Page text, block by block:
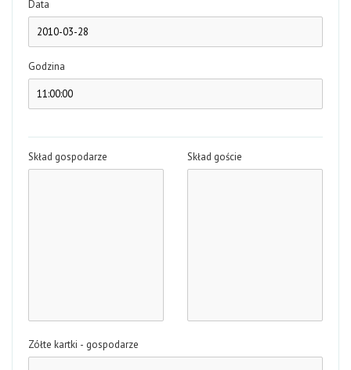
Data
Godzina
Skład gospodarze Skład goście
Zółte kartki - gospodarze